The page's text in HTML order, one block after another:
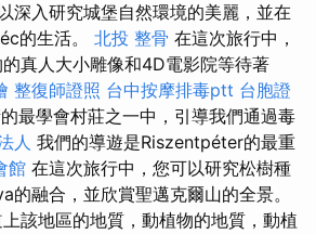
深入研究城堡自然環境的美麗，並在
的生活。 北投 整骨 在這次旅行中，
真人大小雕像和4D電影院等待著
整復師證照 台中按摩排毒ptt 台胞證
最學會村莊之一中，引導我們通過毒
人 我們的導遊是Riszentpéter的最重
館 在這次旅行中，您可以研究松樹種
融合，並欣賞聖邁克爾山的全景。
該地區的地質，動植物的地質，動植